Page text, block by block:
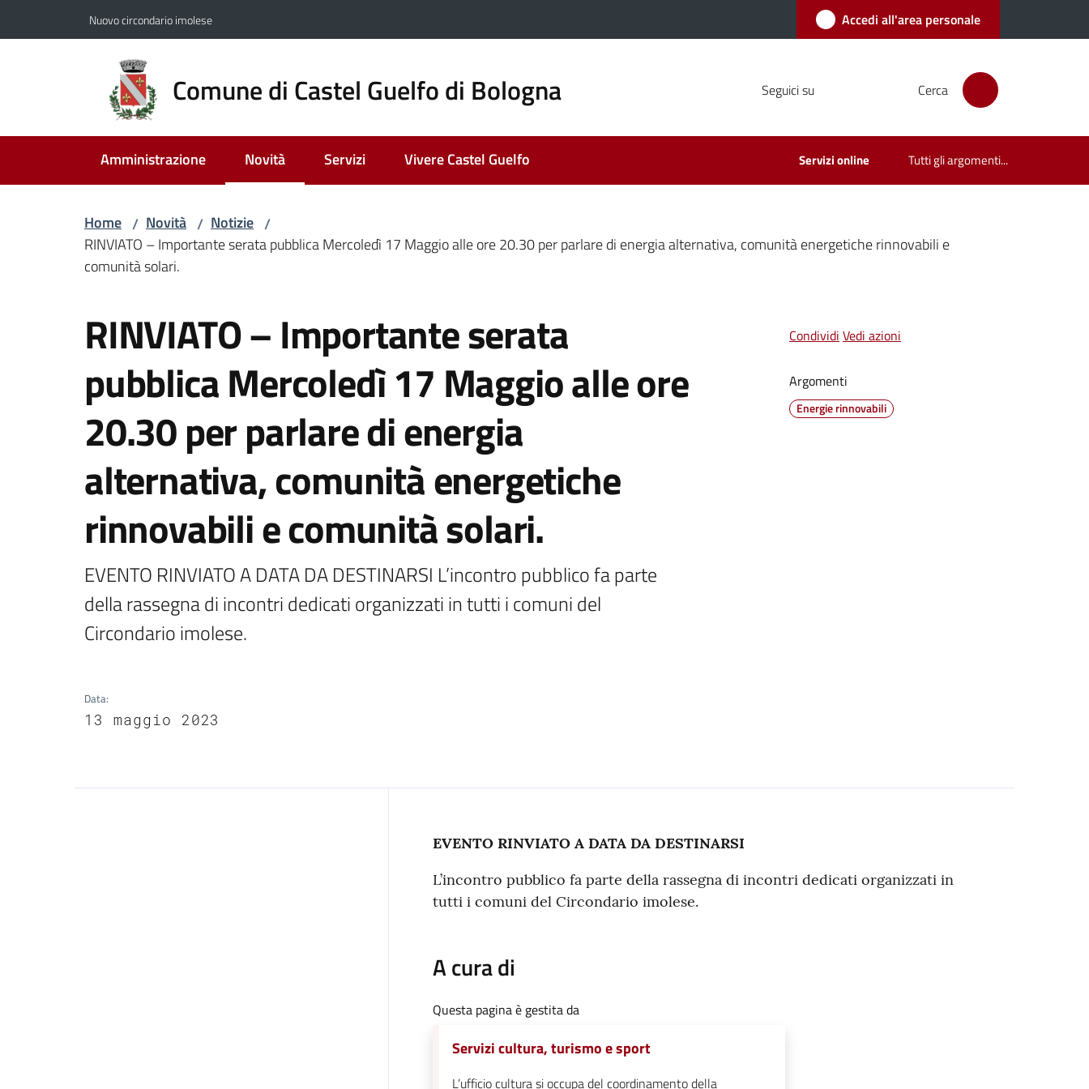
Nuovo circondario imolese Accedi all'area personale
Comune di Castel Guelfo di Bologna Seguici su Cerca
Amministrazione Novità
Menu selezionato
Servizi Vivere Castel Guelfo Servizi online Tutti gli argomenti...
Home / Novità / Notizie /
RINVIATO – Importante serata pubblica Mercoledì 17 Maggio alle ore 20.30 per parlare di energia alternativa, comunità energetiche rinnovabili e
comunità solari.
RINVIATO – Importante serata
pubblica Mercoledì 17 Maggio alle ore
20.30 per parlare di energia
alternativa, comunità energetiche
rinnovabili e comunità solari.
EVENTO RINVIATO A DATA DA DESTINARSI L’incontro pubblico fa parte
della rassegna di incontri dedicati organizzati in tutti i comuni del
Circondario imolese.
Data:
13 maggio 2023
Condividi Vedi azioni
Argomenti
Energie rinnovabili
Contenuto
EVENTO RINVIATO A DATA DA DESTINARSI
L’incontro pubblico fa parte della rassegna di incontri dedicati organizzati in
tutti i comuni del Circondario imolese.
A cura di
Questa pagina è gestita da
Servizi cultura, turismo e sport
L’ufficio cultura si occupa del coordinamento della